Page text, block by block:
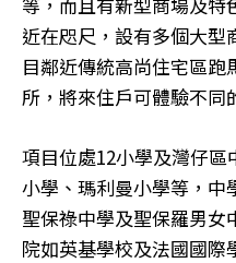
近在咫尺，設有多個大型
目鄰近傳統高尚住宅區
所，將來住戶可體驗不同
項目位處12小學及灣仔
小學、瑪利曼小學等，中
聖保祿中學及聖保羅男女
院如英基學校及法國國際